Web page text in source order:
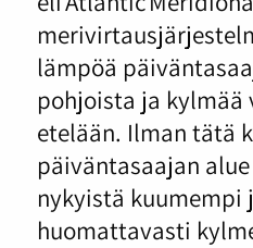
lämpöä
pohjoista ja
etelään. Ilman tätä
päiväntasaajan
nykyistä kuumempi
huomattavasti